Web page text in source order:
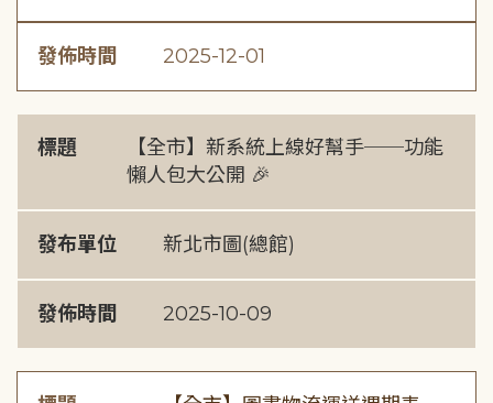
發佈時間 2025-12-01
標題
【全市】新系統上線好幫手──功能
懶人包大公開 🎉
發布單位 新北市圖(總館)
發佈時間 2025-10-09